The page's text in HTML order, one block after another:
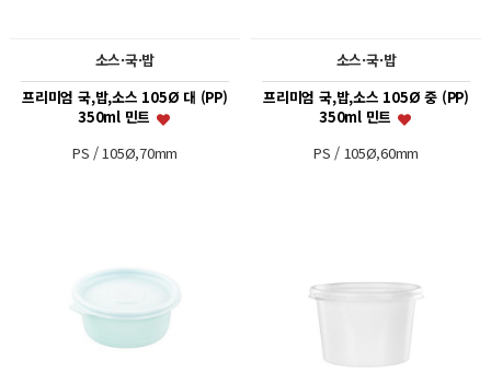
소스·국·밥
프리미엄 국,밥,소스 105Ø 대 (PP)
350ml 민트
PS / 105Ø,70mm
소스·국·밥
프리미엄 국,밥,소스 105Ø 중 (PP)
350ml 민트
PS / 105Ø,60mm